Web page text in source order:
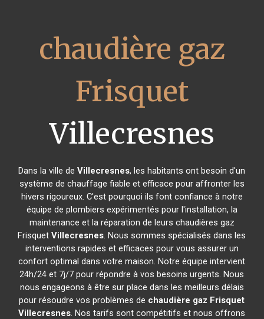
chaudière gaz
Frisquet
Villecresnes
Dans la ville deVillecresnes, les habitants ont besoin d'un
système de chauffage fiable et efficace pour affronter les
hivers rigoureux. C'est pourquoi ils font confiance à notre
équipe de plombiers expérimentés pour l'installation, la
maintenance et la réparation de leurs chaudières gaz
FrisquetVillecresnes. Nous sommes spécialisés dans les
interventions rapides et efficaces pour vous assurer un
confort optimal dans votre maison. Notre équipe intervient
24h/24 et 7j/7 pour répondre à vos besoins urgents. Nous
nous engageons à être sur place dans les meilleurs délais
pour résoudre vos problèmes de chaudière gaz Frisquet
Villecresnes. Nos tarifs sont compétitifs et nous offrons